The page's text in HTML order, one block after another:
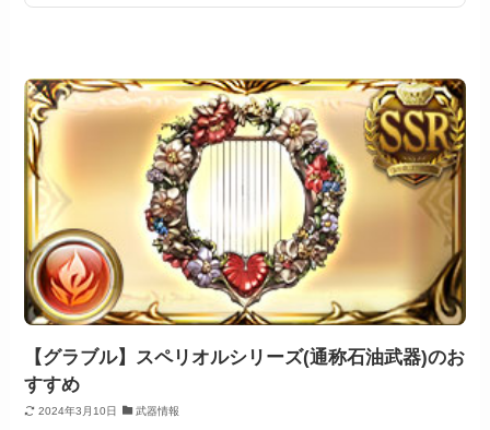
【グラブル】スペリオルシリーズ(通称石油武器)のお
すすめ
2024年3月10日 武器情報